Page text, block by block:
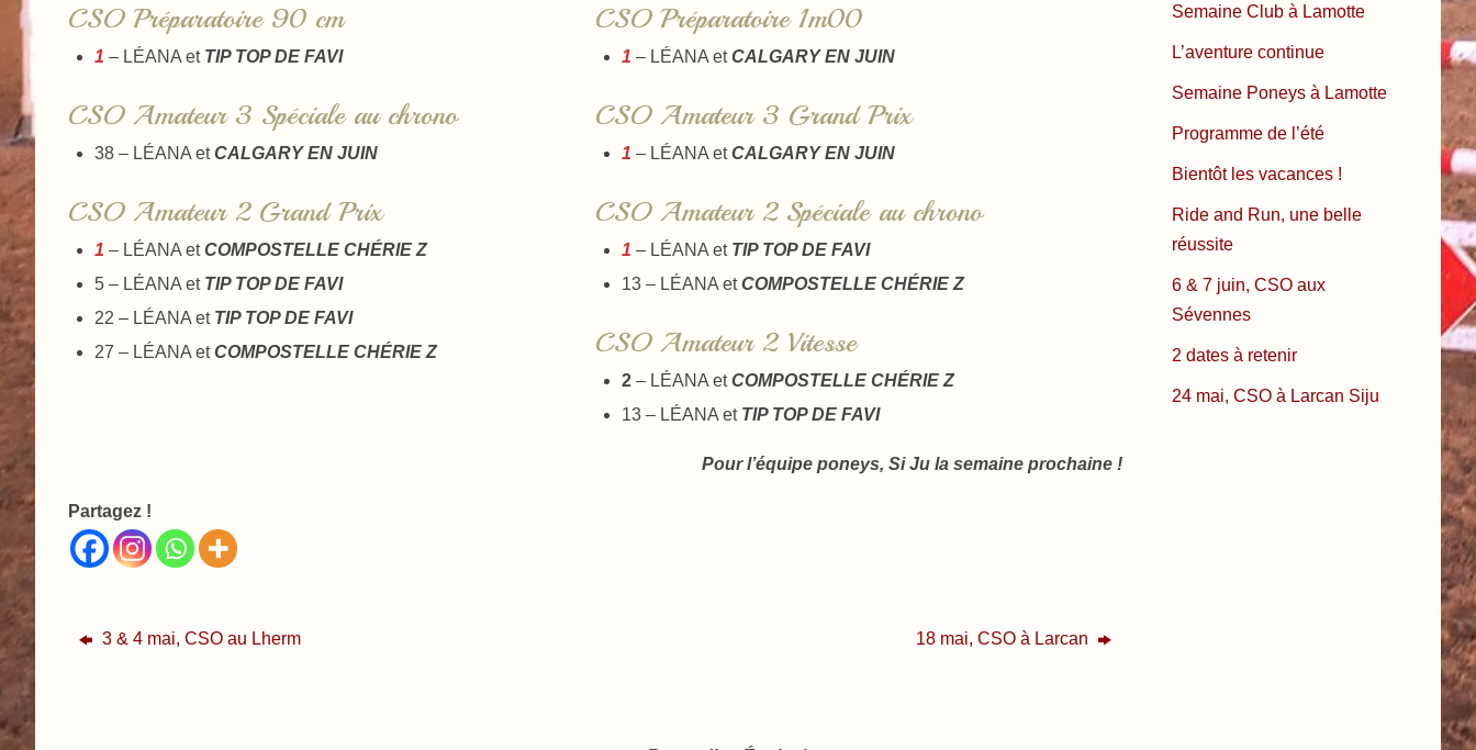
CSO Préparatoire 90 cm
1 – LÉANA et TIP TOP DE FAVI
CSO Amateur 3 Spéciale au chrono
38 – LÉANA etCALGARY EN JUIN
CSO Amateur 2 Grand Prix
1 – LÉANA etCOMPOSTELLE CHÉRIE Z
5 – LÉANA et TIP TOP DE FAVI
22 – LÉANA et TIP TOP DE FAVI
27 – LÉANA etCOMPOSTELLE CHÉRIE Z
CSO Préparatoire 1m00
1 – LÉANA etCALGARY EN JUIN
CSO Amateur 3 Grand Prix
1 – LÉANA etCALGARY EN JUIN
CSO Amateur 2 Spéciale au chrono
1 – LÉANA et TIP TOP DE FAVI
13 – LÉANA etCOMPOSTELLE CHÉRIE Z
CSO Amateur 2 Vitesse
2 – LÉANA etCOMPOSTELLE CHÉRIE Z
13 – LÉANA et TIP TOP DE FAVI
Pour l’équipe poneys, Si Ju la semaine prochaine !
Partagez !
3 & 4 mai, CSO au Lherm 18 mai, CSO à Larcan
Semaine Club à Lamotte
L’aventure continue
Semaine Poneys à Lamotte
Programme de l’été
Bientôt les vacances !
Ride and Run, une belle
réussite
6 & 7 juin, CSO aux
Sévennes
2 dates à retenir
24 mai, CSO à Larcan Siju